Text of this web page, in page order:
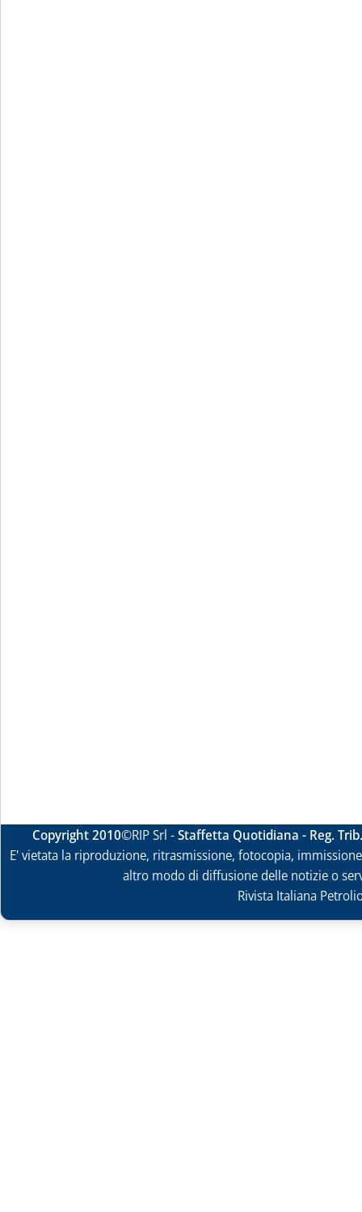
Copyright 2010©RIP Srl -Staffetta Quotidiana - Reg.
E' vietata la riproduzione, ritrasmissione, fotocopia,
altro modo di diffusione delle notizie o
Rivista Italiana